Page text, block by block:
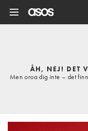
ÅH, NEJ! DET
Men oroa dig inte – det